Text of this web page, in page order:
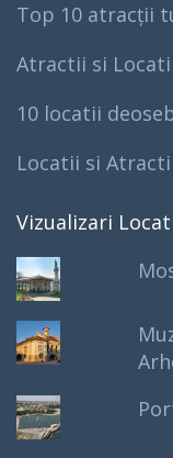
Top 10 atracții
Atractii si
10 locatii
Locatii si
Vizualizari